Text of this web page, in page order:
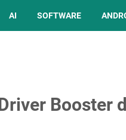
AI SOFTWARE
Booster